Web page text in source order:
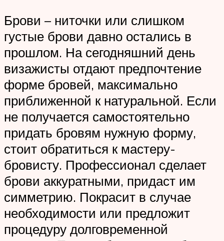
Брови – ниточки или слишком
густые брови давно остались в
прошлом. На сегодняшний день
визажисты отдают предпочтение
форме бровей, максимально
приближенной к натуральной. Если
не получается самостоятельно
придать бровям нужную форму,
стоит обратиться к мастеру-
бровисту. Профессионал сделает
брови аккуратными, придаст им
симметрию. Покрасит в случае
необходимости или предложит
процедуру долговременной